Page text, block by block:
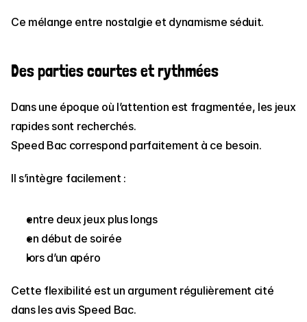
Ce mélange entre nostalgie et dynamisme séduit.
Des parties courtes et rythmées
Dans une époque où l’attention est fragmentée, les jeux
rapides sont recherchés.
Speed Bac correspond parfaitement à ce besoin.
Il s’intègre facilement :
entre deux jeux plus longs
en début de soirée
lors d’un apéro
Cette flexibilité est un argument régulièrement cité
dans les avis Speed Bac.